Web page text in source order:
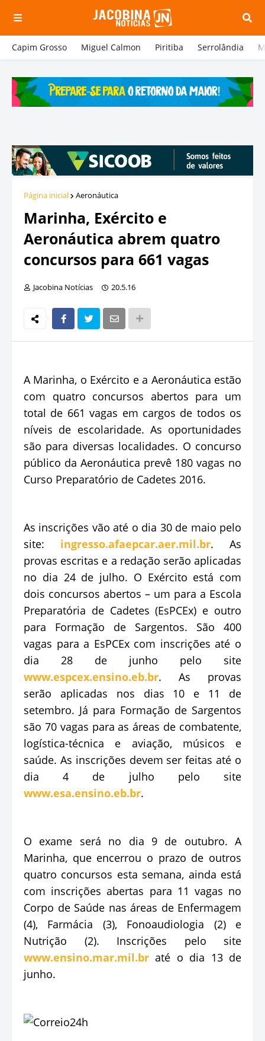
Capim Grosso Miguel Calmon Piritiba Serrolândia
Página inicial Aeronáutica
Marinha, Exército e
Aeronáutica abrem quatro
concursos para 661 vagas
Jacobina Notícias 20.5.16
A Marinha, o Exército e a Aeronáutica estão
com quatro concursos abertos para um
total de 661 vagas em cargos de todos os
níveis de escolaridade. As oportunidades
são para diversas localidades. O concurso
público da Aeronáutica prevê 180 vagas no
Curso Preparatório de Cadetes 2016.
As inscrições vão até o dia 30 de maio pelo
site: ingresso.afaepcar.aer.mil.br. As
provas escritas e a redação serão aplicadas
no dia 24 de julho. O Exército está com
dois concursos abertos – um para a Escola
Preparatória de Cadetes (EsPCEx) e outro
para Formação de Sargentos. São 400
vagas para a EsPCEx com inscrições até o
dia 28 de junho pelo site
www.espcex.ensino.eb.br. As provas
serão aplicadas nos dias 10 e 11 de
setembro. Já para Formação de Sargentos
são 70 vagas para as áreas de combatente,
logística-técnica e aviação, músicos e
saúde. As inscrições devem ser feitas até o
dia 4 de julho pelo site
www.esa.ensino.eb.br.
O exame será no dia 9 de outubro. A
Marinha, que encerrou o prazo de outros
quatro concursos esta semana, ainda está
com inscrições abertas para 11 vagas no
Corpo de Saúde nas áreas de Enfermagem
(4), Farmácia (3), Fonoaudiologia (2) e
Nutrição (2). Inscrições pelo site
www.ensino.mar.mil.br até o dia 13 de
junho.